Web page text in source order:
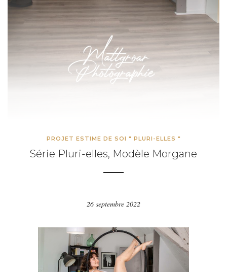
PROJET ESTIME DE SOI " PLURI-ELLES "
Série Pluri-elles, Modèle Morgane
26 septembre 2022